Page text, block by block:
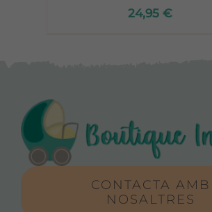
24,95€
CONTACTA AMB
NOSALTRES